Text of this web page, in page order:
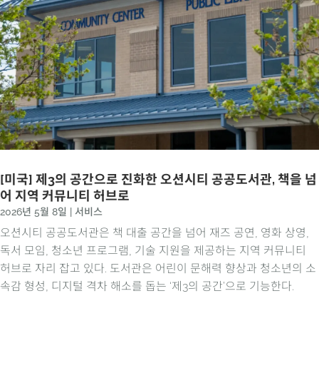
[미국] 제3의 공간으로 진화한 오션시티 공공도서관, 책을 넘
어 지역 커뮤니티 허브로
2026년 5월 8일 서비스
오션시티 공공도서관은 책 대출 공간을 넘어 재즈 공연, 영화 상영,
독서 모임, 청소년 프로그램, 기술 지원을 제공하는 지역 커뮤니티
허브로 자리 잡고 있다. 도서관은 어린이 문해력 향상과 청소년의 소
속감 형성, 디지털 격차 해소를 돕는 ‘제3의 공간’으로 기능한다.